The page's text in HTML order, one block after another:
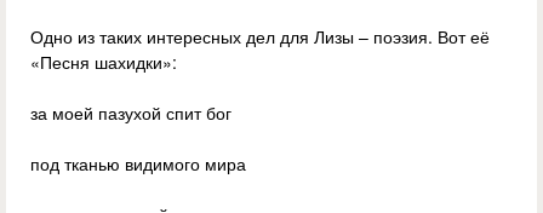
Одно из таких интересных дел для Лизы – поэзия. Вот её
«Песня шахидки»:
за моей пазухой спит бог
под тканью видимого мира